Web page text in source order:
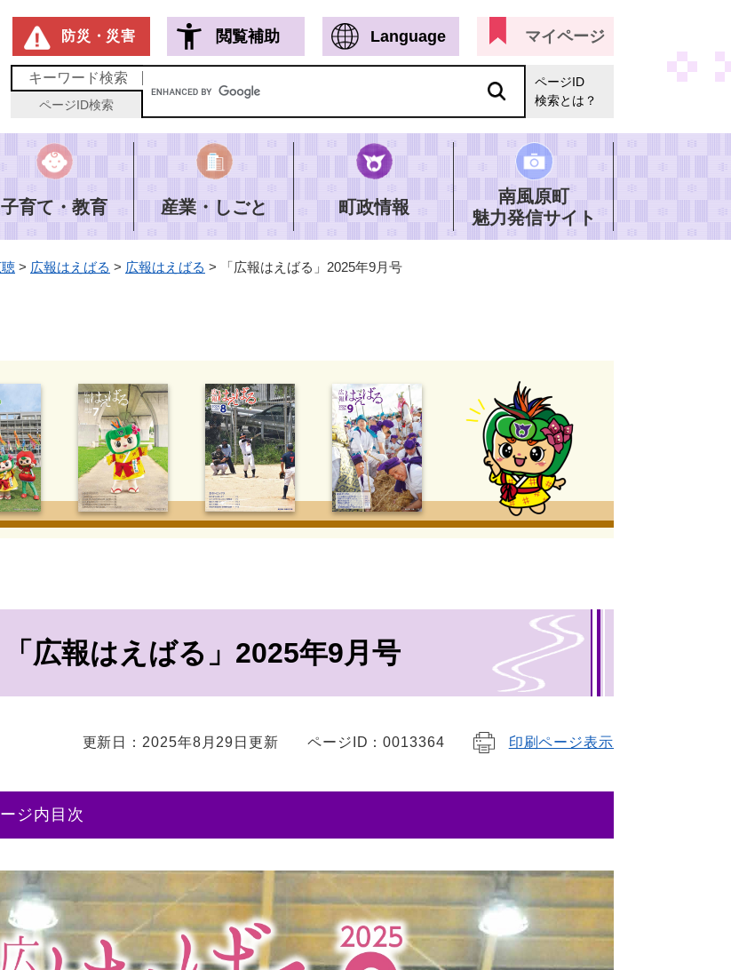
防災・災害 閲覧補助 Language マイページ
キーワード検索
ページID検索
ページID
検索とは？
子育て・教育 産業・しごと 町政情報
南風原町
魅力発信サイト
> 広報はえばる > 広報はえばる > 「広報はえばる」2025年9月号
「広報はえばる」2025年9月号
更新日：2025年8月29日更新 ページID：0013364 印刷ページ表示
ジ内目次